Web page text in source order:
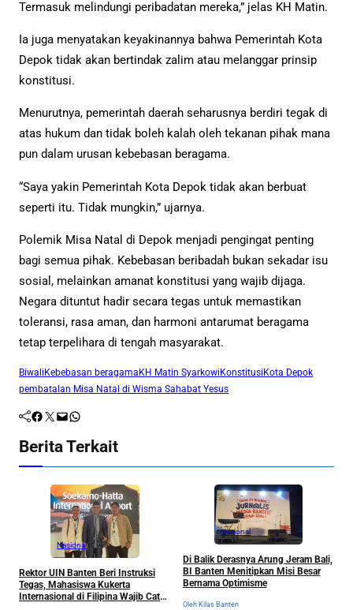
Termasuk melindungi peribadatan mereka,” jelas KH Matin.
Ia juga menyatakan keyakinannya bahwa Pemerintah Kota
Depok tidak akan bertindak zalim atau melanggar prinsip
konstitusi.
Menurutnya, pemerintah daerah seharusnya berdiri tegak di
atas hukum dan tidak boleh kalah oleh tekanan pihak mana
pun dalam urusan kebebasan beragama.
“Saya yakin Pemerintah Kota Depok tidak akan berbuat
seperti itu. Tidak mungkin,” ujarnya.
Polemik Misa Natal di Depok menjadi pengingat penting
bagi semua pihak. Kebebasan beribadah bukan sekadar isu
sosial, melainkan amanat konstitusi yang wajib dijaga.
Negara dituntut hadir secara tegas untuk memastikan
toleransi, rasa aman, dan harmoni antarumat beragama
tetap terpelihara di tengah masyarakat.
Biwali Kebebasan beragama KH Matin Syarkowi Konstitusi Kota Depok
pembatalan Misa Natal di Wisma Sahabat Yesus
Facebook Twitter Mail WhatsApp
Berita Terkait
Nasional
Rektor UIN Banten Beri Instruksi
Tegas, Mahasiswa Kukerta
Internasional di Filipina Wajib Catat
Nasional
Di Balik Derasnya Arung Jeram Bali,
BI Banten Menitipkan Misi Besar
Bernama Optimisme
Oleh Kilas Banten